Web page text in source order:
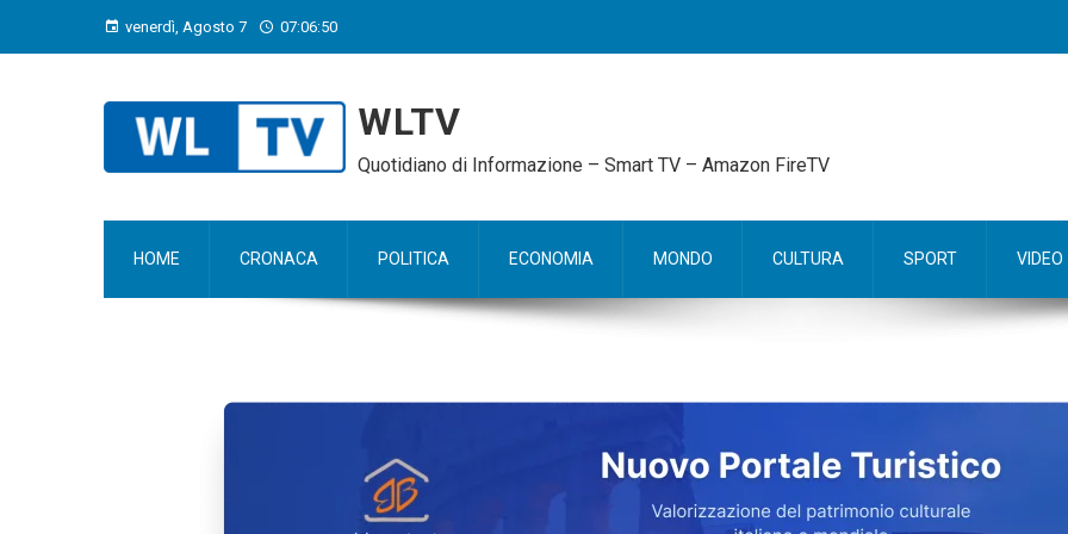
venerdì, Agosto 7 07:06:51
WLTV
Quotidiano di Informazione – Smart TV – Amazon FireTV
HOME CRONACA POLITICA ECONOMIA MONDO CULTURA SPORT VIDEO